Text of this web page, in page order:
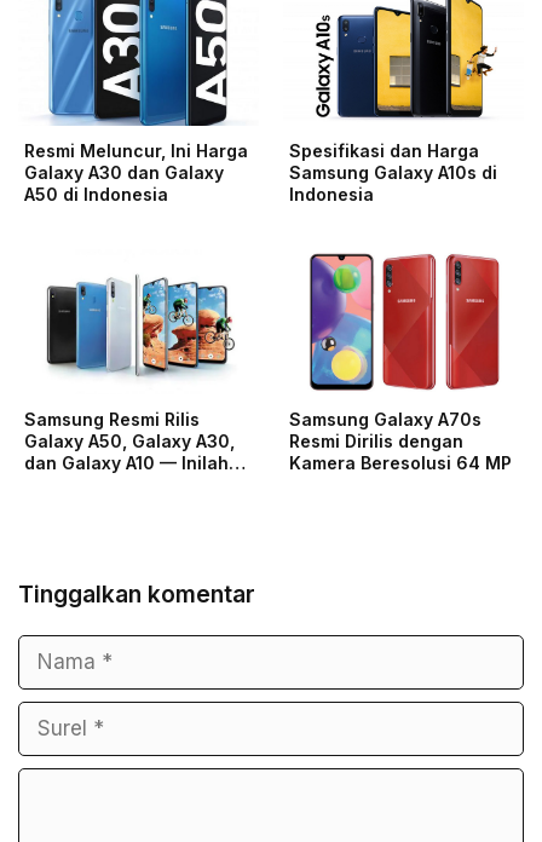
Resmi Meluncur, Ini Harga
Galaxy A30 dan Galaxy
A50 di Indonesia
Spesifikasi dan Harga
Samsung Galaxy A10s di
Indonesia
Samsung Resmi Rilis
Galaxy A50, Galaxy A30,
dan Galaxy A10 — Inilah…
Samsung Galaxy A70s
Resmi Dirilis dengan
Kamera Beresolusi 64 MP
Tinggalkan komentar
Nama
Surel